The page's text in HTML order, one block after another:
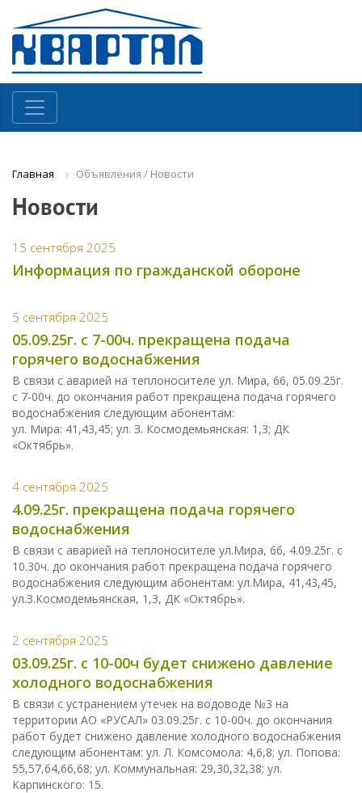
Главная Объявления / Новости
Новости
15 сентября 2025
Информация по гражданской обороне
5 сентября 2025
05.09.25г. с 7-00ч. прекращена подача
горячего водоснабжения
В связи с аварией на теплоносителе ул. Мира, 66, 05.09.25г.
с 7-00ч. до окончания работ прекращена подача горячего
водоснабжения следующим абонентам:
ул. Мира: 41,43,45; ул. З. Космодемьянская: 1,3; ДК
«Октябрь».
4 сентября 2025
4.09.25г. прекращена подача горячего
водоснабжения
В связи с аварией на теплоносителе ул.Мира, 66, 4.09.25г. с
10.30ч. до окончания работ прекращена подача горячего
водоснабжения следующим абонентам: ул.Мира, 41,43,45,
ул.З.Космодемьянская, 1,3, ДК «Октябрь».
2 сентября 2025
03.09.25г. с 10-00ч будет снижено давление
холодного водоснабжения
В связи с устранением утечек на водоводе №3 на
территории АО «РУСАЛ» 03.09.25г. с 10-00ч. до окончания
работ будет снижено давление холодного водоснабжения
следующим абонентам: ул. Л. Комсомола: 4,6,8; ул. Попова:
55,57,64,66,68; ул. Коммунальная: 29,30,32,38; ул.
Карпинского: 15.